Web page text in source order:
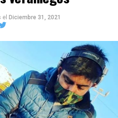
el Diciembre 31, 2021